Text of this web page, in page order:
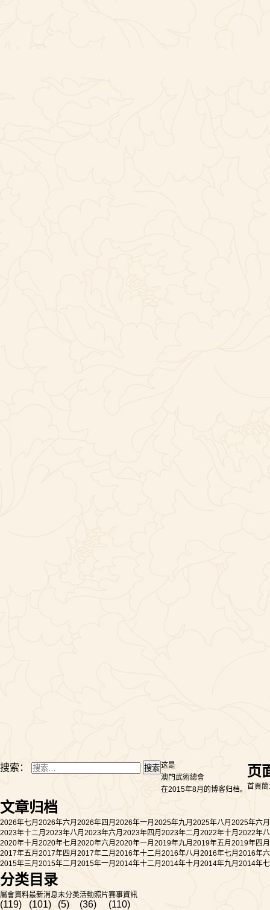
搜索：
这是
澳門武術總會
在2015年8月的博客归档。
页
首頁
文章归档
2026年七月 2026年六月 2026年四月 2026年一月 2025年九月 2025年八月 2025年六月
2023年十二月 2023年八月 2023年六月 2023年四月 2023年二月 2022年十月 2022年
2020年十月 2020年七月 2020年六月 2020年一月 2019年九月 2019年五月 2019年四月
2017年五月 2017年四月 2017年二月 2016年十二月 2016年八月 2016年七月 2016年
2015年三月 2015年二月 2015年一月 2014年十二月 2014年十月 2014年九月 2014年
分类目录
屬會資料
(119)
最新消息
(101)
未分类
(5)
活動照片
(36)
賽事資訊
(110)